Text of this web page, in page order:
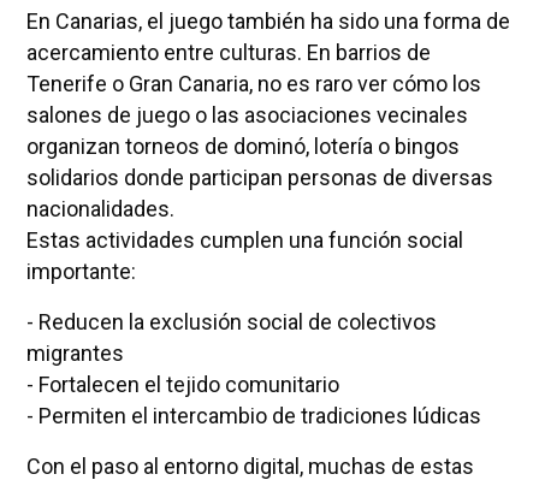
En Canarias, el juego también ha sido una forma de
acercamiento entre culturas. En barrios de
Tenerife o Gran Canaria, no es raro ver cómo los
salones de juego o las asociaciones vecinales
organizan torneos de dominó, lotería o bingos
solidarios donde participan personas de diversas
nacionalidades.
Estas actividades cumplen una función social
importante:
- Reducen la exclusión social de colectivos
migrantes
- Fortalecen el tejido comunitario
- Permiten el intercambio de tradiciones lúdicas
Con el paso al entorno digital, muchas de estas